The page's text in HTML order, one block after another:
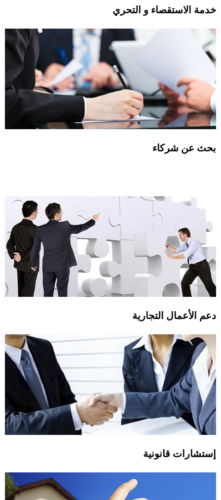
خدمة الاستقصاء و التحري
بحث عن شركاء
دعم الأعمال التجارية
إستشارات قانونية